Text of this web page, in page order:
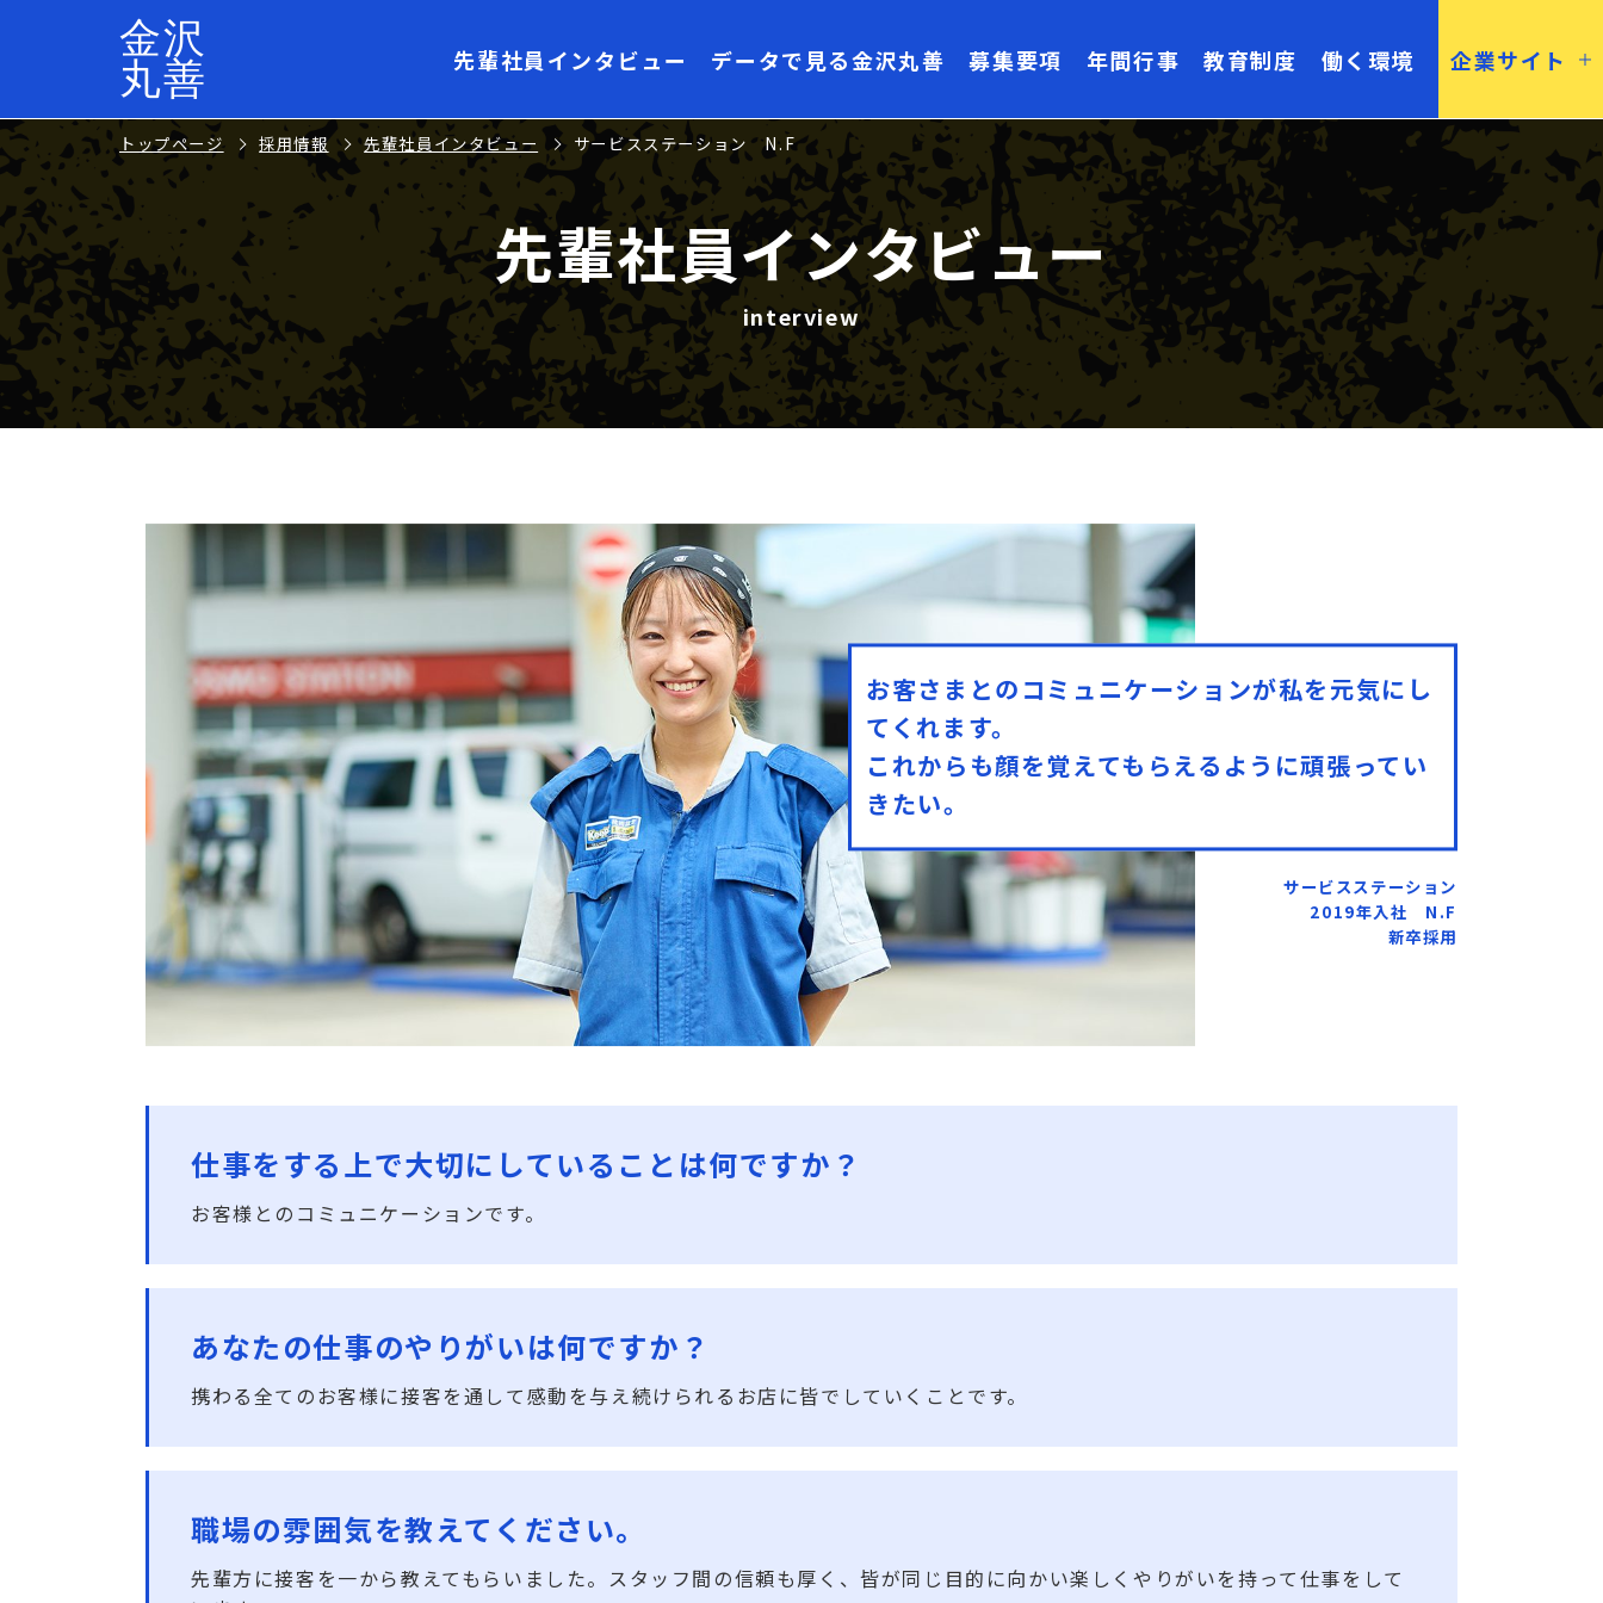
金沢
丸善
先輩社員インタビュー データで見る金沢丸善 募集要項 年間行事 教育制度 働く環境 企業サイト
トップページ 採用情報 先輩社員インタビュー サービスステーション N.F
先輩社員インタビュー
interview
お客さまとのコミュニケーションが私を元気にし
てくれます。
これからも顔を覚えてもらえるように頑張ってい
きたい。
サービスステーション
2019年入社 N.F
新卒採用
仕事をする上で大切にしていることは何ですか？
お客様とのコミュニケーションです。
あなたの仕事のやりがいは何ですか？
携わる全てのお客様に接客を通して感動を与え続けられるお店に皆でしていくことです。
職場の雰囲気を教えてください。
先輩方に接客を一から教えてもらいました。スタッフ間の信頼も厚く、皆が同じ目的に向かい楽しくやりがいを持って仕事をして